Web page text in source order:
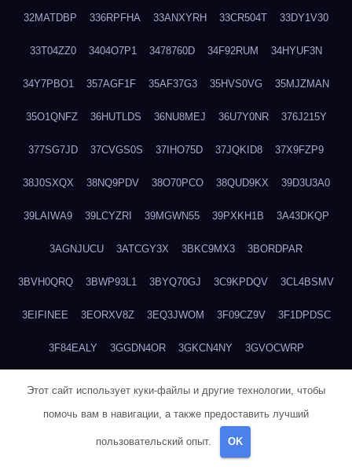
32MATDBP 336RPFHA 33ANXYRH 33CR504T 33DY1V30
33T04ZZ0 3404O7P1 3478760D 34F92RUM 34HYUF3N
34Y7PBO1 357AGF1F 35AF37G3 35HVS0VG 35MJZMAN
35O1QNFZ 36HUTLDS 36NU8MEJ 36U7Y0NR 376J215Y
377SG7JD 37CVGS0S 37IHO75D 37JQKID8 37X9FZP9
38J0SXQX 38NQ9PDV 38O70PCO 38QUD9KX 39D3U3A0
39LAIWA9 39LCYZRI 39MGWN55 39PXKH1B 3A43DKQP
3AGNJUCU 3ATCGY3X 3BKC9MX3 3BORDPAR
3BVH0QRQ 3BWP93L1 3BYQ70GJ 3C9KPDQV 3CL4BSMV
3EIFINEE 3EORXV8Z 3EQ3JWOM 3F09CZ9V 3F1DPDSC
3F84EALY 3GGDN4OR 3GKCN4NY 3GVOCWRP
3HSUVSEU 3JRQV2TE 3JX0QDYF 3LXYAX0G 3M0R5J0Y
3MOCREJ1 3MX1P1T9 3MYP6NEF
Этот сайт использует куки-файлы и другие технологии, чтобы
помочь вам в навигации, а также предоставить лучший
пользовательский опыт. OK